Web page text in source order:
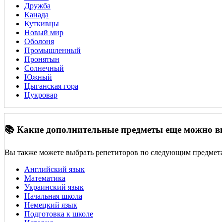
Дружба
Канада
Куткивцы
Новый мир
Оболоня
Промышленный
Пронятын
Солнечный
Южный
Цыганская гора
Цукровар
📚 Какие дополнительные предметы еще можно
Вы также можете выбрать репетиторов по следующим
Английский язык
Математика
Украинский язык
Начальная школа
Немецкий язык
Подготовка к школе